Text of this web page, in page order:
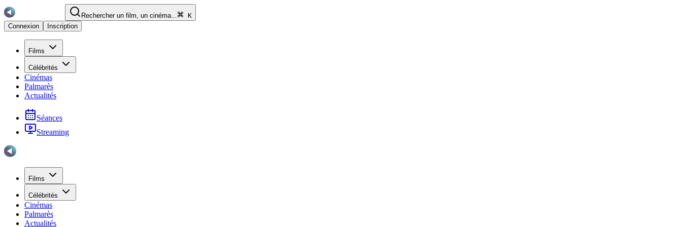
Rechercher un film, un cinéma...
K
Connexion
Inscription
Films
Célébrités
Cinémas
Palmarès
Actualités
Séances
Streaming
Films
Célébrités
Cinémas
Palmarès
Actualités